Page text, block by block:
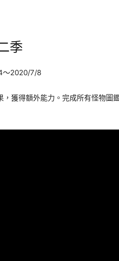
季
～2020/7/8
，獲得額外能力。完成所有怪物圖